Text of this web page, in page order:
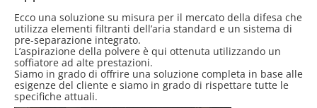
Ecco una soluzione su misura per il mercato della difesa che
utilizza elementi filtranti dell’aria standard e un sistema di
pre-separazione integrato.
L’aspirazione della polvere è qui ottenuta utilizzando un
soffiatore ad alte prestazioni.
Siamo in grado di offrire una soluzione completa in base alle
esigenze del cliente e siamo in grado di rispettare tutte le
specifiche attuali.